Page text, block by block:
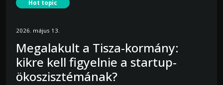
Hot topic
2026. május 13.
Megalakult a Tisza-kormány:
kikre kell figyelnie a startup-
ökoszisztémának?